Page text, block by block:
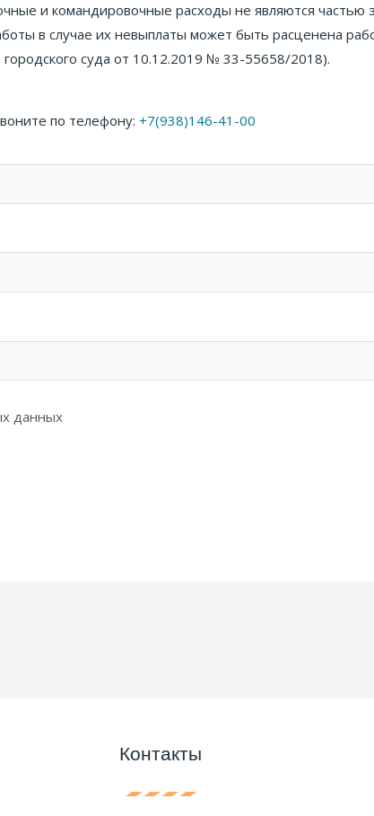
и командировочные расходы не являются частью
в случае их невыплаты может быть расценена
суда от 10.12.2019 № 33-55658/2018).
по телефону:+7(938)146-41-00
данных
Контакты